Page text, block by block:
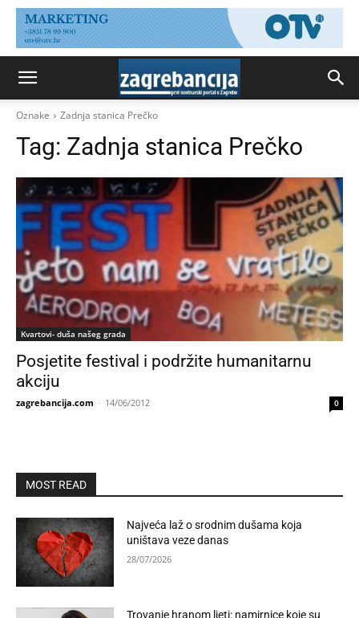
Oznake Zadnja stanica Prečko
Tag: Zadnja stanica Prečko
Kvartovi- duša našeg grada
Posjetite festival i podržite humanitarnu
akciju
zagrebancija.com - 14/06/2012 0
MOST READ
Najveća laž o srodnim dušama koja
uništava veze danas
28/07/2026
Trovanje hranom ljeti: namirnice koje su